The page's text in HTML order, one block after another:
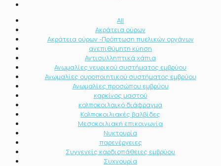
All
Ακράτεια ούρων
Ακράτεια ούρων -Πρόπτωση πυελικών οργάνων
ανεπιθύμητη κύηση
Αντισυλληπτικά χάπια
Ανωμαλίες νευρικού συστήματος εμβρύου
Ανωμαλίες ουροποιητικού συστήματος εμβρύου
Ανωμαλίες προσώπου εμβρύου
καρκίνος μαστού
κολποκοιλαικό διάφραγμα
Κολποκοιλιακές βαλβίδες
Μεσοκοιλιακή επικοινωνία
Νυκτουρία
παρενέργειες
Συγγενείς καρδιοπάθειες εμβρύου
Συχνουρία